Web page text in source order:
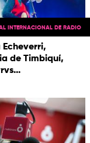
Echeverri,
de Timbiquí,
INTERNACIONAL DE RADIO